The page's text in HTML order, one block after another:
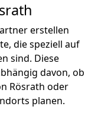
erstellen
die speziell auf
sind. Diese
davon, ob
Rösrath oder
planen.